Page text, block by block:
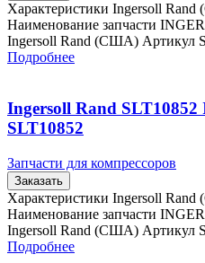
Характеристики Ingersoll
Наименование запчасти
Ingersoll Rand (США) Артикул
Подробнее
Ingersoll Rand
SLT10852
Запчасти для компрессоров
Заказать
Характеристики Ingersoll
Наименование запчасти
Ingersoll Rand (США) Артикул
Подробнее